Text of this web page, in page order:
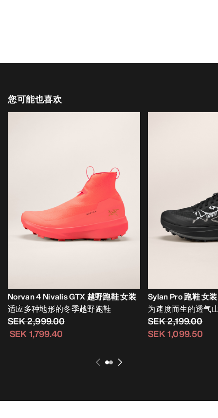
您可能也喜欢
Norvan 4 Nivalis GTX 越野跑鞋 女装
适应多种地形的冬季越野跑鞋
SEK 2,999.00
SEK 1,799.40
Sylan Pro 跑鞋 女装
为速度而生的透气
SEK 2,199.00
SEK 1,099.50